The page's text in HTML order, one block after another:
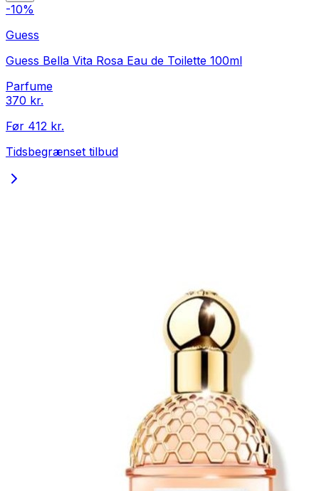
-10%
Guess
Guess Bella Vita Rosa Eau de Toilette 100ml
Parfume
370 kr.
Før 412 kr.
Tidsbegrænset tilbud